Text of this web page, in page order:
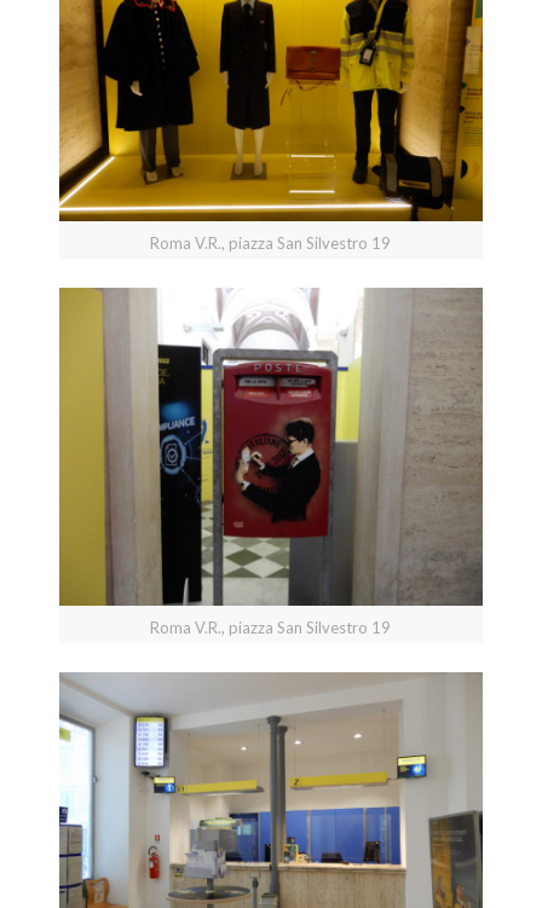
Roma V.R., piazza San Silvestro 19
Roma V.R., piazza San Silvestro 19